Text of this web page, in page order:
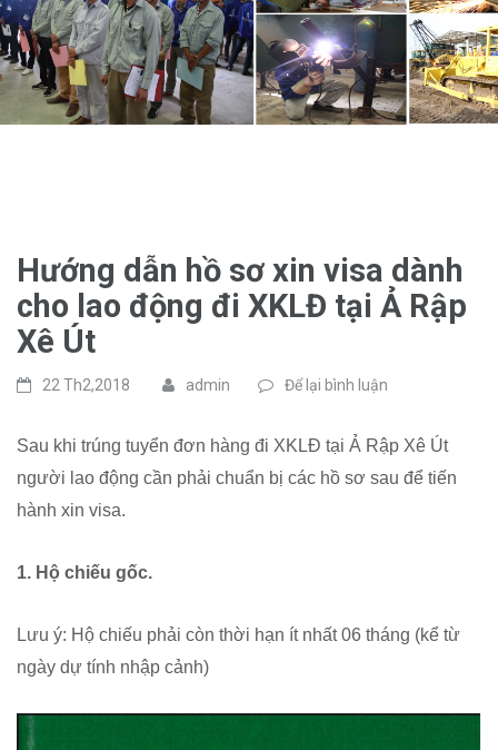
Hướng dẫn hồ sơ xin visa dành
cho lao động đi XKLĐ tại Ả Rập
Xê Út
22 Th2,2018 admin Để lại bình luận
Sau khi trúng tuyển đơn hàng đi XKLĐ tại Ả Rập Xê Út
người lao động cần phải chuẩn bị các hồ sơ sau để tiến
hành xin visa.
1. Hộ chiếu gốc.
Lưu ý: Hộ chiếu phải còn thời hạn ít nhất 06 tháng (kể từ
ngày dự tính nhập cảnh)